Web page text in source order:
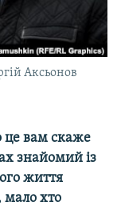
Аксьонов
це вам скаже
знайомий із
життя
мало хто